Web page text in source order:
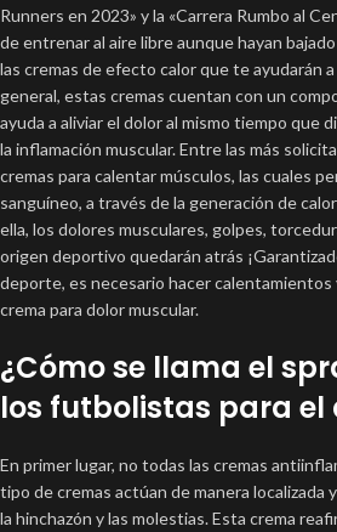
Runners en 2023»​ y la «Carrera Rumbo al
de entrenar al aire libre aunque hayan
las cremas de efecto calor que te ayudarán
general, estas cremas cuentan con un
ayuda a aliviar el dolor al mismo tiempo que
la inflamación muscular. Entre las más
cremas para calentar músculos, las cuales
sanguíneo, a través de la generación de
ella, los dolores musculares, golpes,
origen deportivo quedarán atrás
deporte, es necesario hacer calentamientos
crema para dolor muscular.
¿Cómo se llama el
los futbolistas para el
En primer lugar, no todas las cremas
tipo de cremas actúan de manera localizada
la hinchazón y las molestias. Esta crema